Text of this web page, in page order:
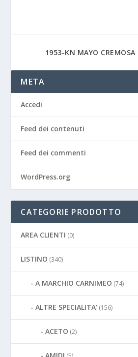
1953-KN MAYO CREMOSA
META
Accedi
Feed dei contenuti
Feed dei commenti
WordPress.org
CATEGORIE PRODOTTO
AREA CLIENTI (0)
LISTINO (340)
A MARCHIO CARNIMEO (74)
ALTRE SPECIALITA' (156)
ACETO (2)